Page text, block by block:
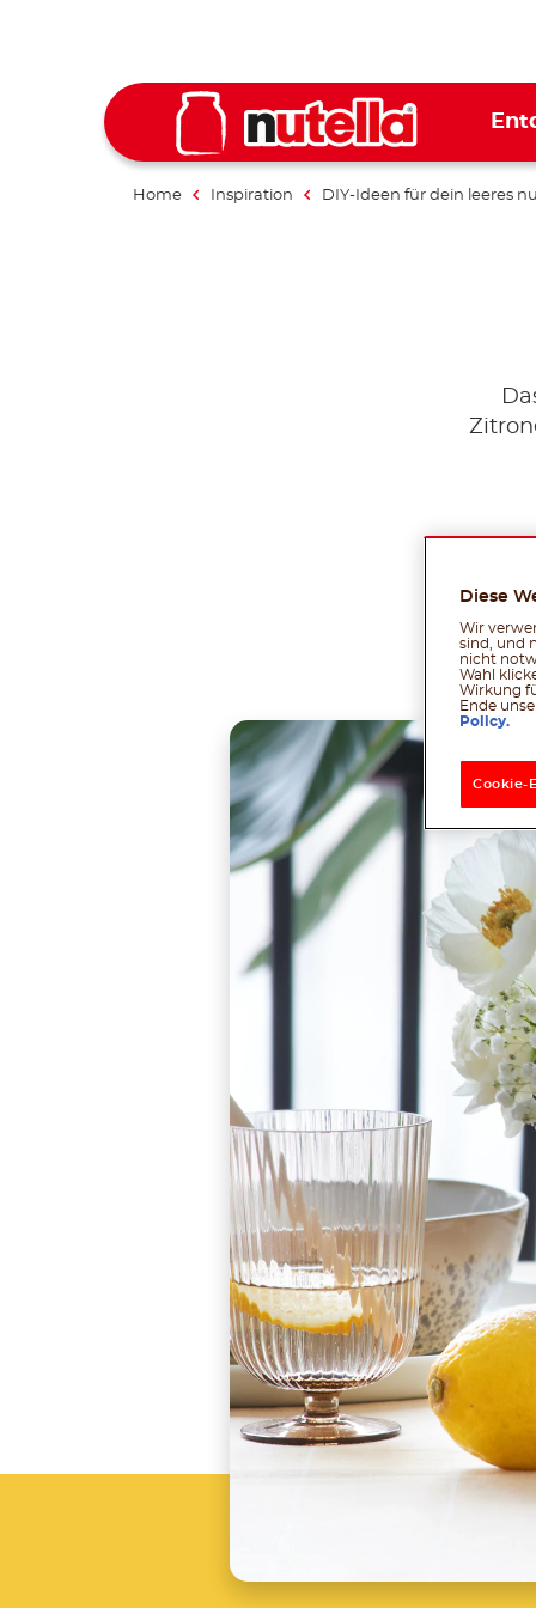
Home Inspiration DIY-Ideen für dein leeres
Diese
Wir
sind, und
nicht
Wahl
Wirkung
Ende
Policy.
Cookie-